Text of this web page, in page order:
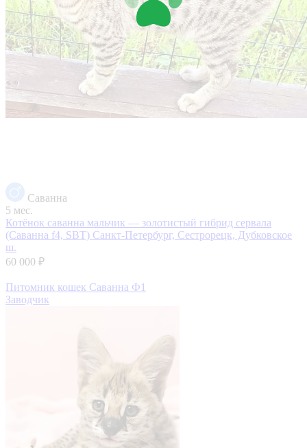
Саванна
5 мес.
Котёнок саванна мальчик — золотистый гибрид сервала
(Саванна f4, SBT) Санкт-Петербург, Сестрорецк, Дубковское
ш.
60 000 ₽
Питомник кошек Саванна Ф1
Заводчик